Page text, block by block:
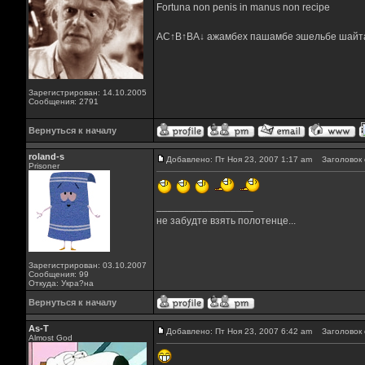
Зарегистрирован: 14.10.2005
Сообщения: 2791
Fortuna non penis in manus non recipe
AC↑B↑BA↓ ажамбех пашамбе эшельбе
Вернуться к началу
roland-s
Prisoner
Зарегистрирован: 03.10.2007
Сообщения: 99
Откуда: Укра?на
Добавлено: Пт Ноя 23, 2007 1:17 am Заголовок
не забудте взять полотенце...
Вернуться к началу
As-T
Almost God
Добавлено: Пт Ноя 23, 2007 6:42 am Заголовок